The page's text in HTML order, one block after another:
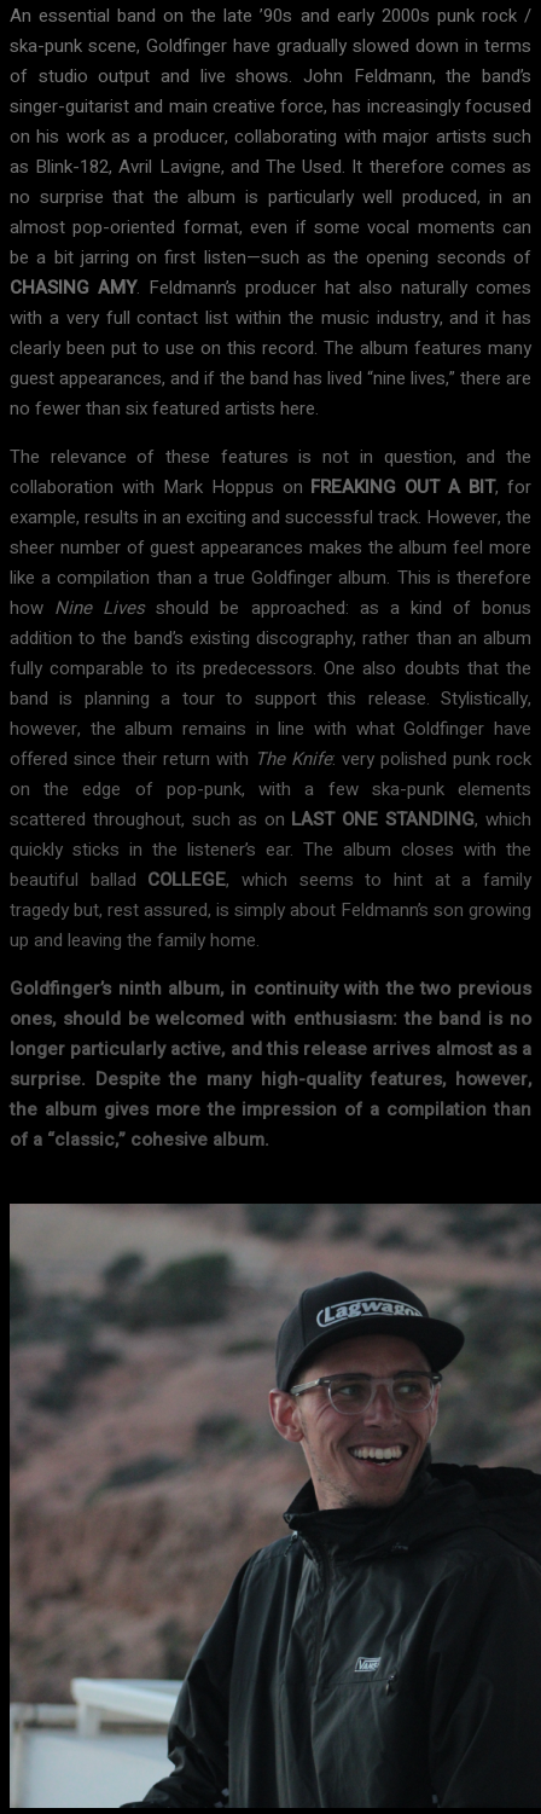
An essential band on the late ’90s and early 2000s punk rock /
ska-punk scene, Goldfinger have gradually slowed down in terms
of studio output and live shows. John Feldmann, the band’s
singer-guitarist and main creative force, has increasingly focused
on his work as a producer, collaborating with major artists such
as Blink-182, Avril Lavigne, and The Used. It therefore comes as
no surprise that the album is particularly well produced, in an
almost pop-oriented format, even if some vocal moments can
be a bit jarring on first listen—such as the opening seconds of
CHASING AMY. Feldmann’s producer hat also naturally comes
with a very full contact list within the music industry, and it has
clearly been put to use on this record. The album features many
guest appearances, and if the band has lived “nine lives,” there are
no fewer than six featured artists here.
The relevance of these features is not in question, and the
collaboration with Mark Hoppus on FREAKING OUT A BIT, for
example, results in an exciting and successful track. However, the
sheer number of guest appearances makes the album feel more
like a compilation than a true Goldfinger album. This is therefore
how Nine Livesshould be approached: as a kind of bonus
addition to the band’s existing discography, rather than an album
fully comparable to its predecessors. One also doubts that the
band is planning a tour to support this release. Stylistically,
however, the album remains in line with what Goldfinger have
offered since their return with The Knife: very polished punk rock
on the edge of pop-punk, with a few ska-punk elements
scattered throughout, such as on LAST ONE STANDING, which
quickly sticks in the listener’s ear. The album closes with the
beautiful ballad COLLEGE, which seems to hint at a family
tragedy but, rest assured, is simply about Feldmann’s son growing
up and leaving the family home.
Goldfinger’s ninth album, in continuity with the two previous
ones, should be welcomed with enthusiasm: the band is no
longer particularly active, and this release arrives almost as a
surprise. Despite the many high-quality features, however,
the album gives more the impression of a compilation than
of a “classic,” cohesive album.